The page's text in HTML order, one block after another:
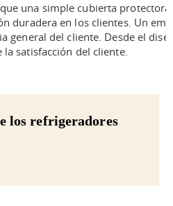
una simple cubierta
duradera en los clientes. Un
general del cliente. Desde el
satisfacción del cliente.
los refrigeradores